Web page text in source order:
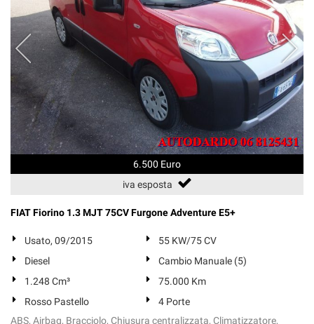
6.500 Euro
iva esposta
FIAT Fiorino 1.3 MJT 75CV Furgone Adventure E5+
Usato, 09/2015
55 KW/75 CV
Diesel
Cambio Manuale (5)
1.248 Cm³
75.000 Km
Rosso Pastello
4 Porte
ABS, Airbag, Bracciolo, Chiusura centralizzata, Climatizzatore,